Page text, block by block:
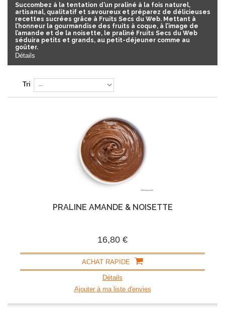
Succombez à la tentation d’un praliné à la fois naturel,
artisanal, qualitatif et savoureux et préparez de délicieuses
recettes sucrées grâce à Fruits Secs du Web. Mettant à
l’honneur la gourmandise des fruits à coque, à l’image de
l’amande et de la noisette, le praliné Fruits Secs du Web
séduira petits et grands, au petit-déjeuner comme au
goûter.
Détails
Tri
PRALINÉ AMANDE & NOISETTE
16,80 €
ACHAT RAPIDE
Détails
Ajouter à ma liste d'envies